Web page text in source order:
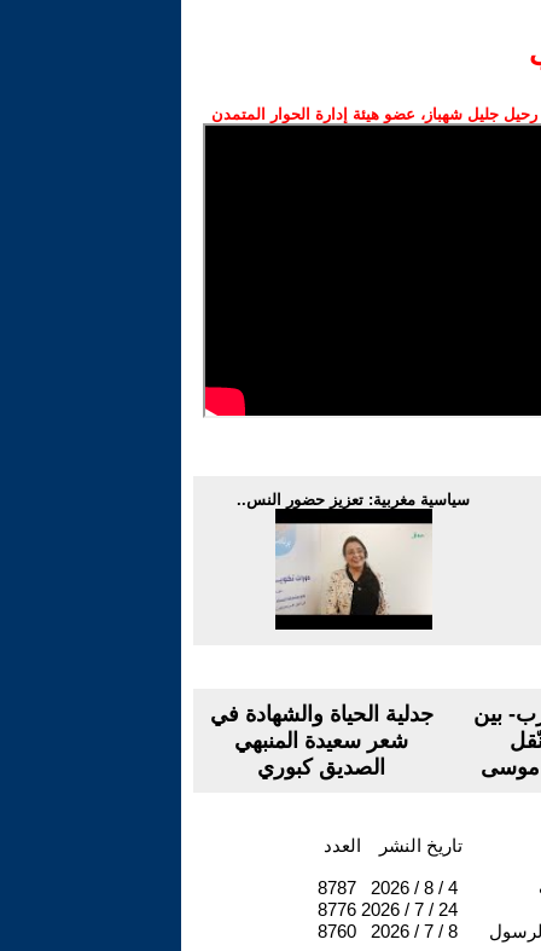
جليل شهباز، عضو هيئة إدارة الحوار المتمدن
سياسية مغربية: تعزيز حضور النس..
جدلية الحياة والشهادة في
شعر سعيدة المنبهي
الصديق كبوري
بين
موسى
العدد تاريخ النشر
8787 2026 / 8 / 4
8776 2026 / 7 / 24
8760
2026 / 7 / 8